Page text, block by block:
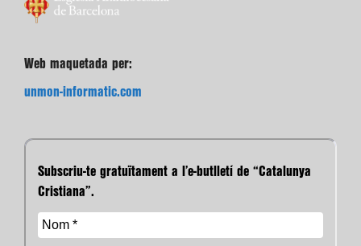
Web maquetada per:
unmon-informatic.com
Subscriu-te gratuïtament a l’e-butlletí de “Catalunya
Cristiana”.